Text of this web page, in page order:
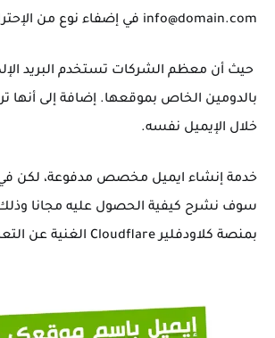
info@domain.com في إضفاء نوع من
حيث أن معظم الشركات تستخدم البريد
بالدومين الخاص بموقعها. إضافة إلى أنها
خلال الإيميل نفسه.
خدمة إنشاء ايميل مخصص مدفوعة، لكن في
سوف نشرح كيفية الحصول عليه مجانا وذلك
بمنصة كلاودفلير Cloudflare الغنية عن التعريف.